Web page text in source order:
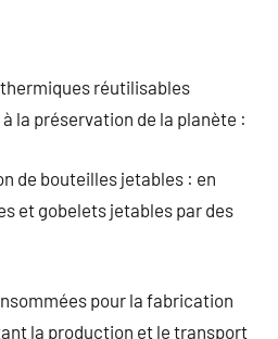
réutilisables
la préservation de la planète :
de bouteilles jetables : en
et gobelets jetables par des
pour la fabrication
la production et le transport